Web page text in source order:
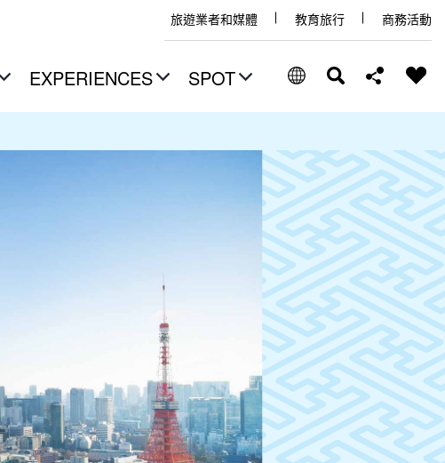
旅遊業者和媒體 教育旅行 商務活動
EXPERIENCES SPOT